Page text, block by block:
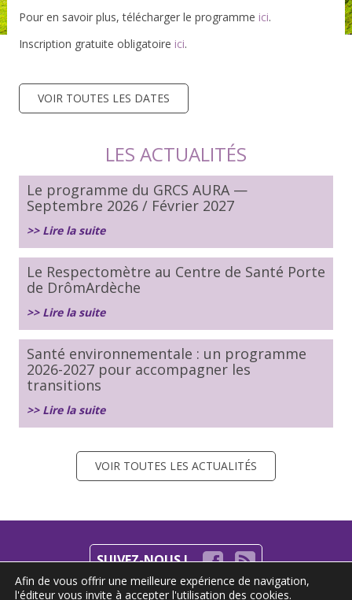
Pour en savoir plus, télécharger le programme ici.
Inscription gratuite obligatoire ici.
VOIR TOUTES LES DATES
LES ACTUALITÉS
Le programme du GRCS AURA —
Septembre 2026 / Février 2027
>> Lire la suite
Le Respectomètre au Centre de Santé Porte
de DrômArdèche
>> Lire la suite
Santé environnementale : un programme
2026-2027 pour accompagner les
transitions
>> Lire la suite
VOIR TOUTES LES ACTUALITÉS
SUIVEZ-NOUS !
Afin de vous offrir une meilleure expérience de navigation,
l'éditeur vous invite à accepter l'utilisation des cookies.